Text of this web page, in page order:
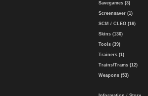
Savegames (3)
Screensaver (1)
SCM / CLEO (16)
Skins (136)
Tools (39)
Trainers (1)
Trains/Trams (12)
Weapons (53)